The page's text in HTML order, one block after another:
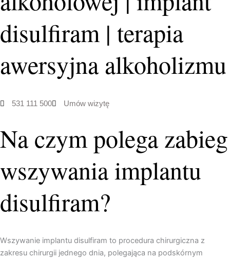
disulfiram | terapia
awersyjna alkoholizmu
531 111 500 Umów wizytę
Na czym polega zabieg
wszywania implantu
disulfiram?
Wszywanie implantu disulfiram to procedura chirurgiczna z
zakresu chirurgii jednego dnia, polegająca na podskórnym